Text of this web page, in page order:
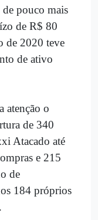
pouco mais
de R$ 80
de 2020 teve
de ativo
atenção o
de 340
Atacado até
e 215
de
184 próprios